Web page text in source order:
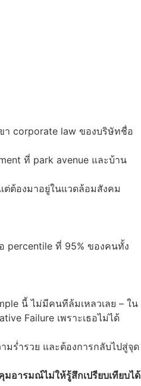
า corporate law ของบริษัทชื่อ
ที่ park avenue และบ้าน
ต่ต้องมาอยู่ในแวดล้อมสังคม
percentile ที่ 95% ของคนทั้ง
นี้ ไม่มีคนทีล้มเหลวเลย – ใน
Failure เพราะเธอไม่ได้
ร่ำรวย และต้องการกลับไปสู่จุด
อารมณ์ไม่ให้รู้สึกเปรียบเทียบได้